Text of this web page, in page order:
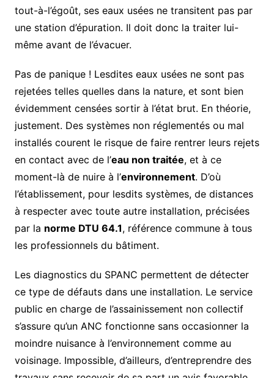
tout-à-l’égoût, ses eaux usées ne transitent pas par
une station d’épuration. Il doit donc la traiter lui-
même avant de l’évacuer.
Pas de panique ! Lesdites eaux usées ne sont pas
rejetées telles quelles dans la nature, et sont bien
évidemment censées sortir à l’état brut. En théorie,
justement. Des systèmes non réglementés ou mal
installés courent le risque de faire rentrer leurs rejets
en contact avec de l’eau non traitée, et à ce
moment-là de nuire à l’environnement. D’où
l’établissement, pour lesdits systèmes, de distances
à respecter avec toute autre installation, précisées
par la norme DTU 64.1, référence commune à tous
les professionnels du bâtiment.
Les diagnostics du SPANC permettent de détecter
ce type de défauts dans une installation. Le service
public en charge de l’assainissement non collectif
s’assure qu’un ANC fonctionne sans occasionner la
moindre nuisance à l’environnement comme au
voisinage. Impossible, d’ailleurs, d’entreprendre des